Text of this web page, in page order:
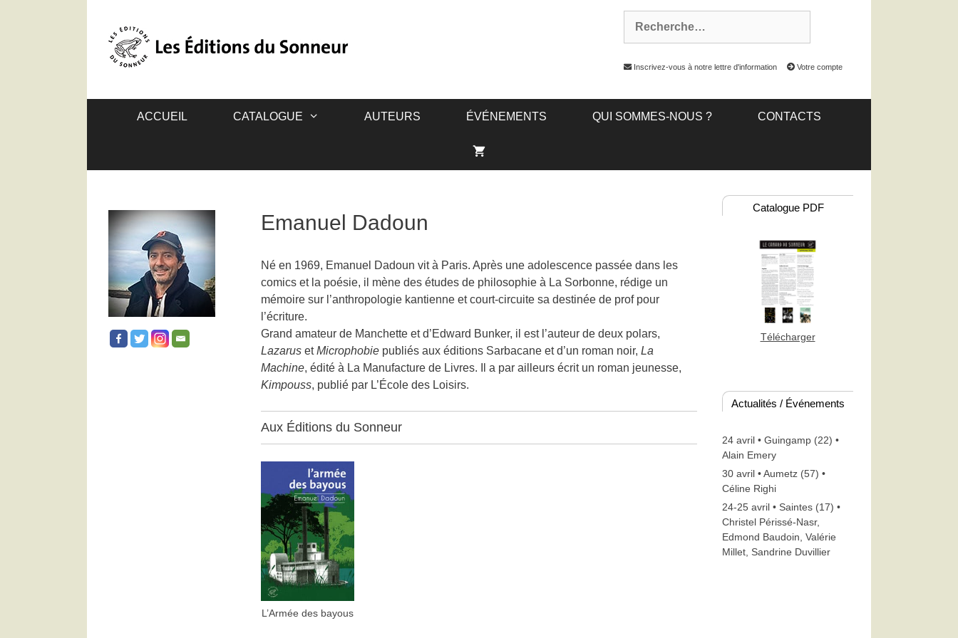
Inscrivez-vous à notre lettre d'information Votre compte
ACCUEIL CATALOGUE AUTEURS ÉVÉNEMENTS QUI SOMMES-NOUS ? CONTACTS
Emanuel Dadoun
Né en 1969, Emanuel Dadoun vit à Paris. Après une adolescence passée dans les
comics et la poésie, il mène des études de philosophie à La Sorbonne, rédige un
mémoire sur l’anthropologie kantienne et court-circuite sa destinée de prof pour
l’écriture.
Grand amateur de Manchette et d’Edward Bunker, il est l’auteur de deux polars,
Lazarus etMicrophobie publiés aux éditions Sarbacane et d’un roman noir, La
Machine, édité à La Manufacture de Livres. Il a par ailleurs écrit un roman jeunesse,
Kimpouss, publié par L’École des Loisirs.
Aux Éditions du Sonneur
L’Armée des bayous
Catalogue PDF
Télécharger
Actualités / Événements
24 avril • Guingamp (22) •
Alain Emery
30 avril • Aumetz (57) •
Céline Righi
24-25 avril • Saintes (17) •
Christel Périssé-Nasr,
Edmond Baudoin, Valérie
Millet, Sandrine Duvillier